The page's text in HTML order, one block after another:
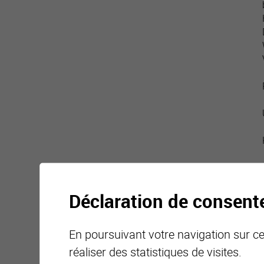
Déclaration de
En poursuivant votre navigation sur
réaliser des statistiques de visites.